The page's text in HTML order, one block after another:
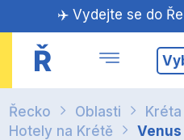
✈️ Vydejte se do
Ř
Řecko Oblasti Kréta
Hotely na Krétě
Venus